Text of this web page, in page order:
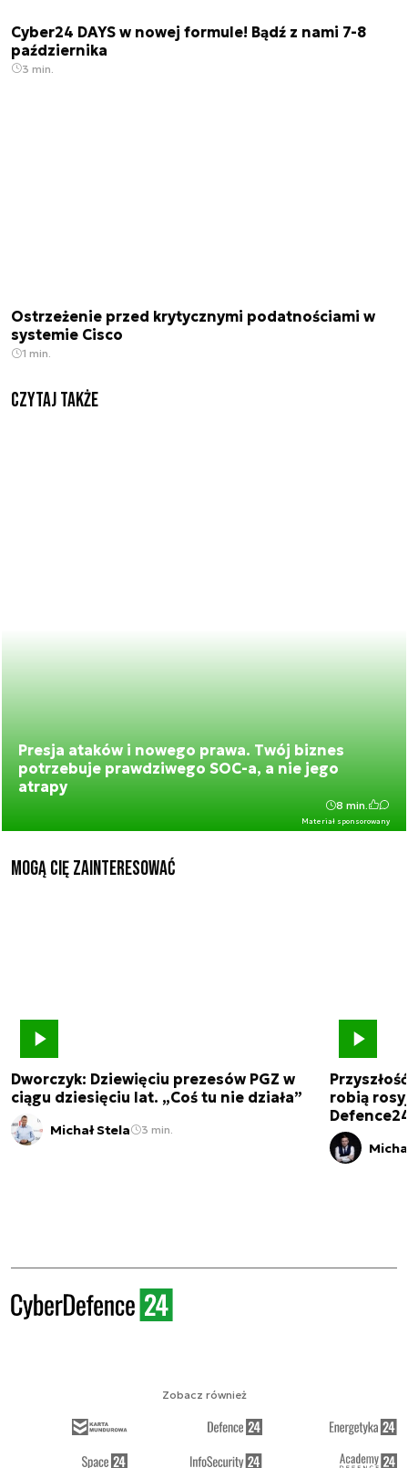
Cyber24 DAYS w nowej formule! Bądź z nami 7-8
października
3 min.
Ostrzeżenie przed krytycznymi podatnościami w
systemie Cisco
1 min.
Czytaj także
Presja ataków i nowego prawa. Twój biznes
potrzebuje prawdziwego SOC-a, a nie jego
atrapy
Materiał sponsorowany
8 min.
Mogą Cię zainteresować
Dworczyk: Dziewięciu prezesów PGZ w
ciągu dziesięciu lat. „Coś tu nie działa”
Michał Stela 3 min.
robią
Zobacz również